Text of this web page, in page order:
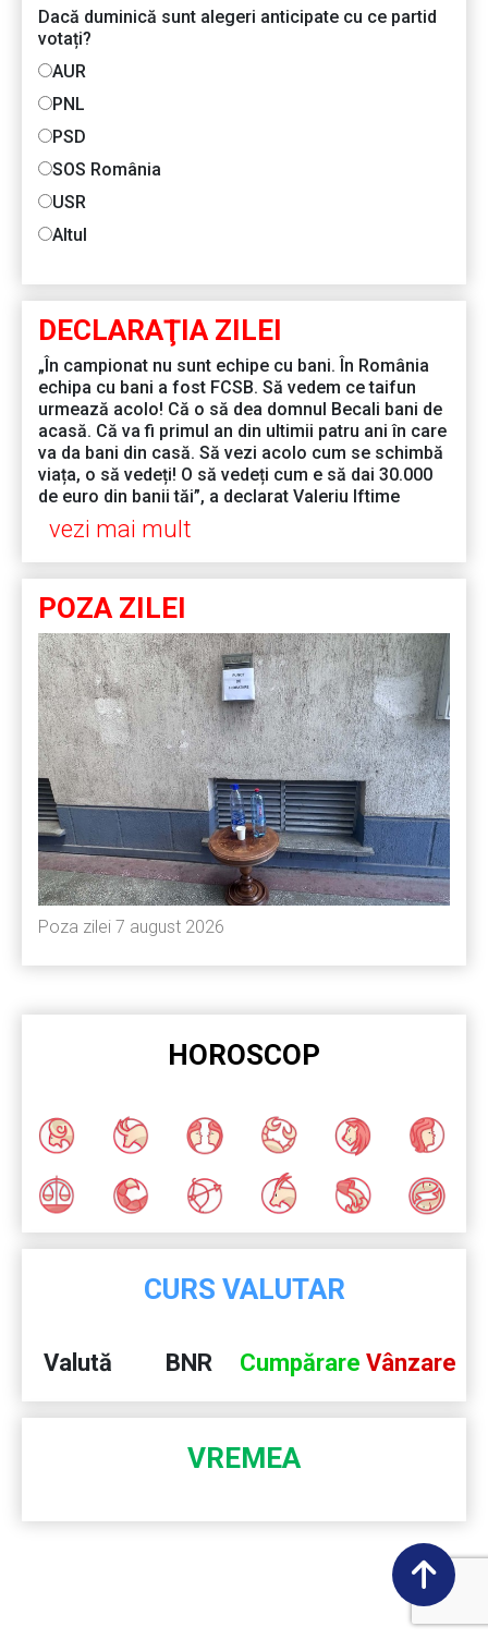
Dacă duminică sunt alegeri anticipate cu ce partid
votați?
AUR
PNL
PSD
SOS România
USR
Altul
DECLARAŢIA ZILEI
„În campionat nu sunt echipe cu bani. În România
echipa cu bani a fost FCSB. Să vedem ce taifun
urmează acolo! Că o să dea domnul Becali bani de
acasă. Că va fi primul an din ultimii patru ani în care
va da bani din casă. Să vezi acolo cum se schimbă
viața, o să vedeți! O să vedeți cum e să dai 30.000
de euro din banii tăi”, a declarat Valeriu Iftime
vezi mai mult
POZA ZILEI
Poza zilei 7 august 2026
HOROSCOP
CURS VALUTAR
Valută BNR Cumpărare Vânzare
VREMEA